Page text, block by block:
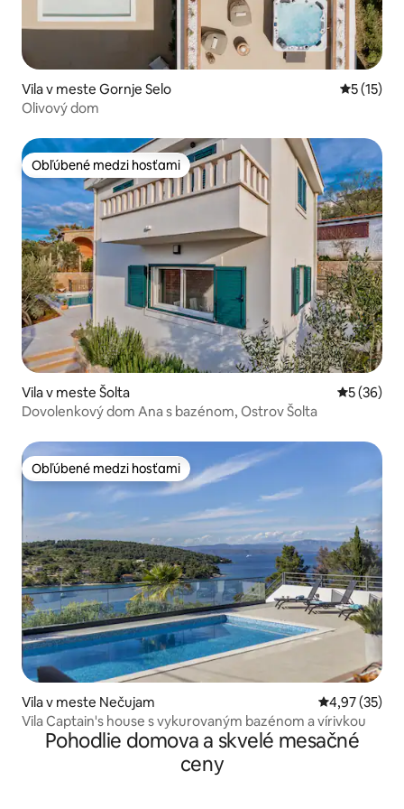
Vila v meste Gornje Selo
5 (15)
Olivový dom
Obľúbené medzi hosťami
Obľúbené medzi hosťami
Vila v meste Šolta
5 (36)
Dovolenkový dom Ana s bazénom, Ostrov Šolta
Obľúbené medzi hosťami
Obľúbené medzi hosťami
Vila v meste Nečujam Priemerné
4,97 (35)
Vila Captain's house s vykurovaným bazénom a vírivkou
Pohodlie domova a skvelé mesačné
ceny